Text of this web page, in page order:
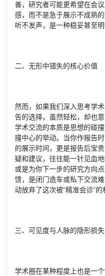
善，研究者可能更希望在会
感，而不是急于展示不成熟
听不发声，是一种稳妥甚至明
二、无形中错失的核心价值
然而，如果我们深入思考学
告的选择，虽然轻松，却也
学术交流的本质是思想的碰
撞中心的举动。当你作报告
的展示时间，更是报告后宝
疑和建议，往往能一针见血
或是为你下一步的研究方向
馈，是闭门造车或私下交流
动放弃了这次被“精准会诊”的
三、可见度与人脉的隐形损失
学术圈在某种程度上也是一